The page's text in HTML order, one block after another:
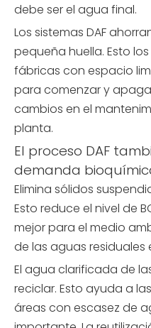
debe ser el agua final.
Los sistemas DAF
pequeña huella. Esto
fábricas con espacio
para comenzar y
cambios en el
planta.
El proceso DAF
demanda
Elimina sólidos
Esto reduce el nivel de
mejor para el medio
de las aguas residuales
El agua clarificada de
reciclar. Esto ayuda a
áreas con escasez de